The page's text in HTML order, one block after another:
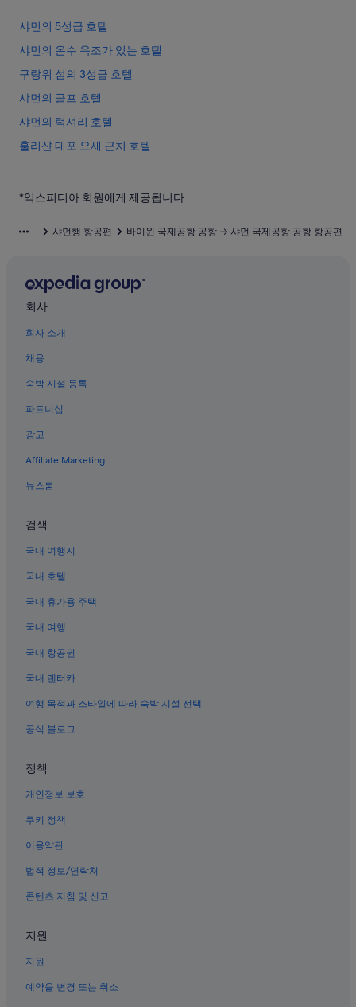
샤먼의 5성급 호텔
샤먼의 온수 욕조가 있는 호텔
구랑위 섬의 3성급 호텔
샤먼의 골프 호텔
샤먼의 럭셔리 호텔
훌리샨 대포 요새 근처 호텔
샤먼의 아파트식 호텔
후리 구 호텔
샤먼의 발코니가 있는 호텔
샤먼 해저 세계 근처 호텔
샤먼의 부티크 호텔
샤먼의 공항 셔틀 제공 호텔
허춰 호텔
샤먼의 비즈니스 호텔
샤먼 박물관 근처 호텔
샤먼의 3성급 호텔
샤먼의 온천 호텔
샤먼의 아파트
샤먼의 가족 여행 호텔
샤먼 탈옥 싸움 현장 근처 호텔
샤먼 호텔
구랑위 섬의 아파트식 호텔
대만 민속 마을 근처 호텔
해운대 비치 근처 호텔
샤먼의 허니문 리조트 및 호텔
샤먼의 카지노 호텔
환다오로 무잔대로 근처 호텔
샤먼의 WiFi 제공 호텔
샤먼의 금연 호텔
샤먼의 해변 호텔
샤먼의 반려동물 동반 가능 호텔
*익스피디아 회원에게 제공됩니다.
샤먼행 항공편 바이윈 국제공항 공항 → 샤먼 국제공항 공항 항공편
회사
회사 소개
채용
숙박 시설 등록
파트너십
광고
Affiliate Marketing
뉴스룸
검색
국내 여행지
국내 호텔
국내 휴가용 주택
국내 여행
국내 항공권
국내 렌터카
여행 목적과 스타일에 따라 숙박 시설 선택
공식 블로그
정책
개인정보 보호
쿠키 정책
이용약관
법적 정보/연락처
콘텐츠 지침 및 신고
지원
지원
예약을 변경 또는 취소